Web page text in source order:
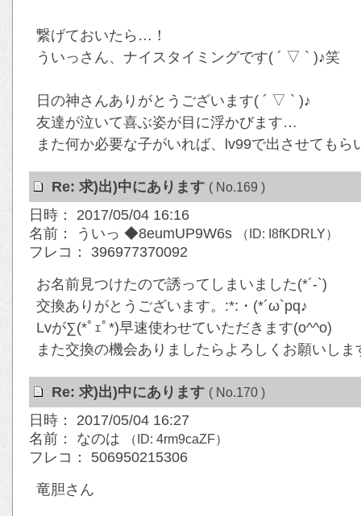
繋げておいたら…！
ういっさん、ナイスタイミングです( ´ ▽ ` )♪笑
日の神さんありがとうございます( ´ ▽ ` )♪
友達が泣いて喜ぶ姿が目に浮かびます…
また何か必要な子がいれば、lv99で出させても
Re: 求)出)中にあります ( No.169 )
日時： 2017/05/04 16:16
名前： ういっ ◆8eumUP9W6s
（ID: I8fKDRLY）
フレコ： 396977370092
お名前見つけたので誘ってしまいました(*´-`)
交換ありがとうございます。:*:・(*´ω`pq♪
Lvが∑(*ﾟｪﾟ*)早速使わせていただきます(o^^o)
また交換の機会ありましたらよろしくお願いしま
Re: 求)出)中にあります ( No.170 )
日時： 2017/05/04 16:27
名前： なのは
（ID: 4rm9caZF）
フレコ： 506950215306
竜胆さん